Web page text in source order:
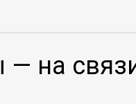
— на